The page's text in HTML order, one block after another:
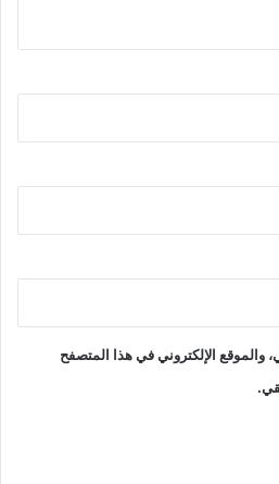
والموقع الإلكتروني في هذا المتصفح